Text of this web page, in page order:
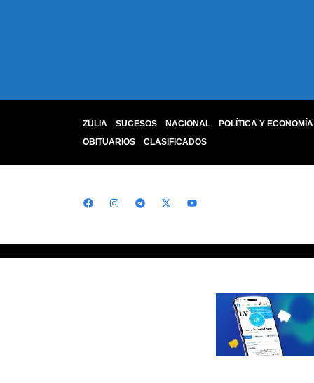
ZULIA SUCESOS NACIONAL POLÍTICA Y ECONOMÍA
OBITUARIOS
CLASIFICADOS